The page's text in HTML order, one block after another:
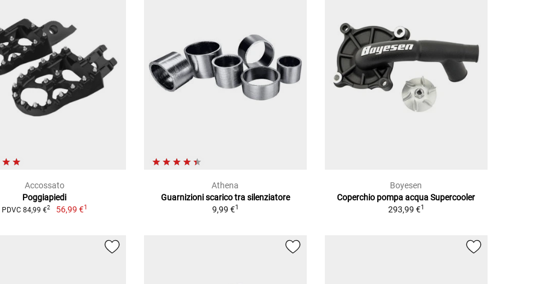
Accossato
Poggiapiedi
PDVC 84,99 €2 56,99 €1
Athena
Guarnizioni scarico tra silenziatore
9,99 €1
Boyesen
Coperchio pompa acqua Supercooler
293,99 €1